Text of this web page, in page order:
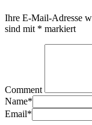
Ihre E-Mail-Adresse
sind mit * markiert
Comment
Name*
Email*